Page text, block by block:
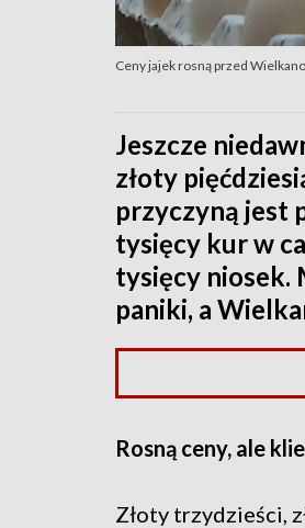
Ceny jajek rosną przed
Jeszcze
złoty
przyczyną jest
tysięcy kur w
tysięcy niosek.
paniki, a
Rosną ceny, ale
Złoty trzydzieści,